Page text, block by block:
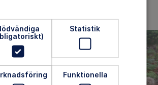
Statistik
Funktionella